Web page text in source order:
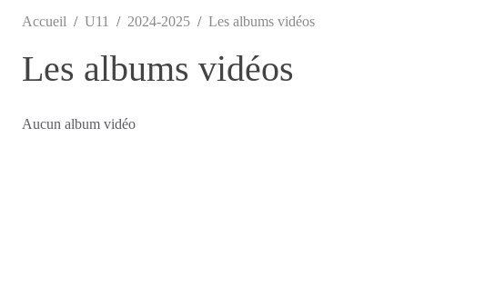
Accueil U11 2024-2025 Les albums vidéos
Les albums vidéos
Aucun album vidéo